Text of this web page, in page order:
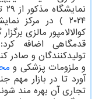
۲۰۲۴ ) در مرکز
کوالالامپور مالزی
قدمگاهی اضافه
تولیدکنندگان و صادر
و ملزومات پزشکی و
آورد تا در بازار مهم
تجاری آن بهره مند